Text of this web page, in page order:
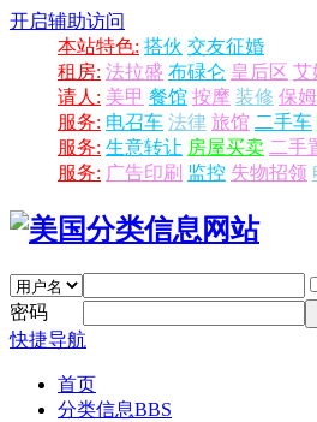
开启辅助访问
本站特色: 搭伙 交友征婚
租房: 法拉盛 布碌仑 皇后区 艾
请人: 美甲 餐馆 按摩 装修 保姆
服务: 电召车 法律 旅馆 二手车
服务: 生意转让 房屋买卖 二手
服务: 广告印刷 监控 失物招领
密码
快捷导航
首页
分类信息BBS